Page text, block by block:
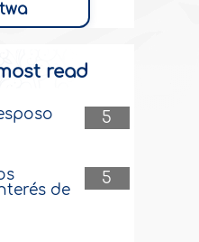
read
5
5
de